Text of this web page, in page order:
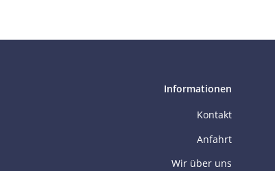
Informationen
Kontakt
Anfahrt
Wir über uns